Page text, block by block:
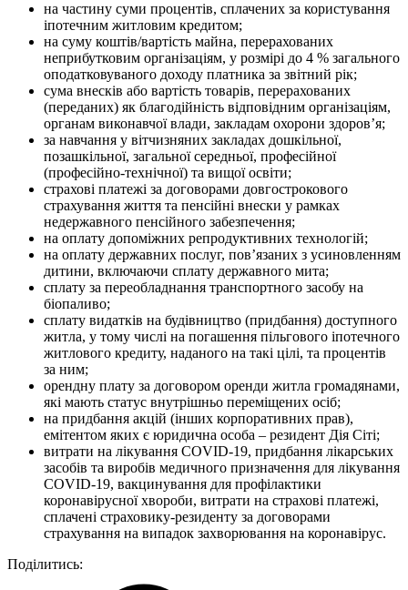
на частину суми процентів, сплачених за користування
іпотечним житловим кредитом;
на суму коштів/вартість майна, перерахованих
неприбутковим організаціям, у розмірі до 4 % загального
оподатковуваного доходу платника за звітний рік;
сума внесків або вартість товарів, перерахованих
(переданих) як благодійність відповідним організаціям,
органам виконавчої влади, закладам охорони здоров’я;
за навчання у вітчизняних закладах дошкільної,
позашкільної, загальної середньої, професійної
(професійно-технічної) та вищої освіти;
страхові платежі за договорами довгострокового
страхування життя та пенсійні внески у рамках
недержавного пенсійного забезпечення;
на оплату допоміжних репродуктивних технологій;
на оплату державних послуг, пов’язаних з усиновленням
дитини, включаючи сплату державного мита;
сплату за переобладнання транспортного засобу на
біопаливо;
сплату видатків на будівництво (придбання) доступного
житла, у тому числі на погашення пільгового іпотечного
житлового кредиту, наданого на такі цілі, та процентів
за ним;
орендну плату за договором оренди житла громадянами,
які мають статус внутрішньо переміщених осіб;
на придбання акцій (інших корпоративних прав),
емітентом яких є юридична особа – резидент Дія Сіті;
витрати на лікування COVID-19, придбання лікарських
засобів та виробів медичного призначення для лікування
COVID-19, вакцинування для профілактики
коронавірусної хвороби, витрати на страхові платежі,
сплачені страховику-резиденту за договорами
страхування на випадок захворювання на коронавірус.
Поділитись: